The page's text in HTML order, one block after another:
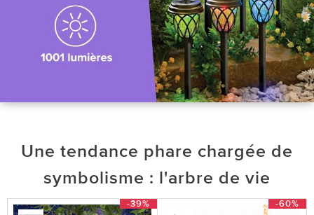
Une tendance phare chargée de
symbolisme : l'arbre de vie
-39% -60%